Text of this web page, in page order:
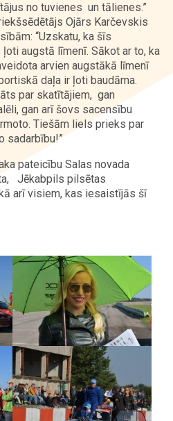
no tuvienes un tālienes.”
Ojārs Karčevskis
“Uzskatu, ka šīs
augstā līmenī. Sākot ar to, ka
arvien augstākā līmenī
daļa ir ļoti baudāma.
par skatītājiem, gan
gan arī šovs sacensību
Tiešām liels prieks par
sadarbību!”
pateicību Salas novada
Jēkabpils pilsētas
arī visiem, kas iesaistījās šī